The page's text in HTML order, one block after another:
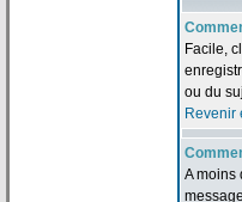
Facile,
ou du
Revenir
A moins